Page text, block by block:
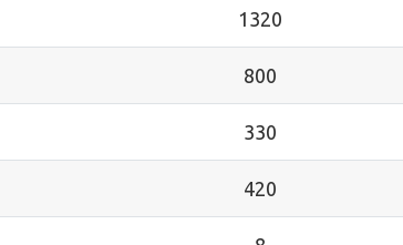
1320
800
330
420